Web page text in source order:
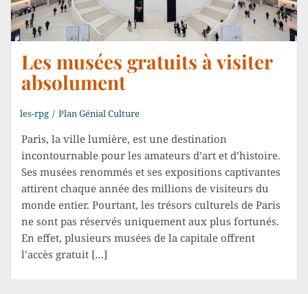
Les musées gratuits à visiter
absolument
les-rpg Plan Génial Culture
Paris, la ville lumière, est une destination
incontournable pour les amateurs d’art et d’histoire.
Ses musées renommés et ses expositions captivantes
attirent chaque année des millions de visiteurs du
monde entier. Pourtant, les trésors culturels de Paris
ne sont pas réservés uniquement aux plus fortunés.
En effet, plusieurs musées de la capitale offrent
l’accès gratuit […]